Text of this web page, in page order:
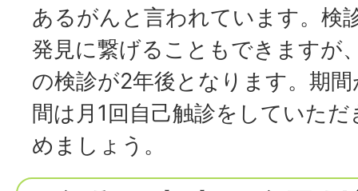
あるがんと言われています。検
発見に繋げることもできますが
の検診が2年後となります。期
間は月1回自己触診をしていた
めましょう。